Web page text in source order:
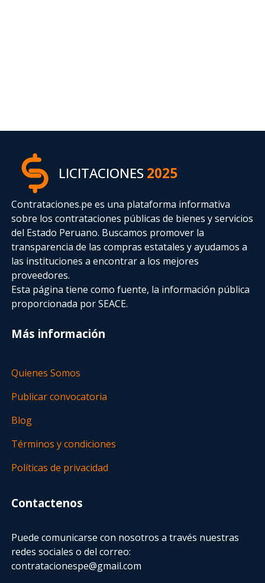
LICITACIONES2025
Contrataciones.pe es una plataforma informativa
sobre los contrataciones públicas de bienes y servicios
del Estado Peruano. Buscamos promover la
transparencia de las compras estatalesy ayudamos a
las instituciones a encontrar a los mejores
proveedores.
Esta página tiene como fuente, la información pública
proporcionada por SEACE.
Más información
Quienes Somos
Publicar convocatoria
Blog
Términos y condiciones
Políticas de privacidad
Contactenos
Puede comunicarse con nosotros a través nuestras
redes sociales o del correo:
contratacionespe@gmail.com